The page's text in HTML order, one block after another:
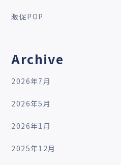
販促POP
Archive
2026年7月
2026年5月
2026年1月
2025年12月